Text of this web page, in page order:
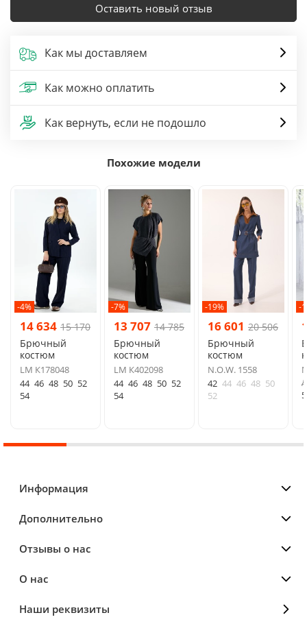
Оставить новый отзыв
Как мы доставляем
Как можно оплатить
Как вернуть, если не подошло
Похожие модели
-4%
14 634 15 170
Брючный
костюм
LM К178048
44 46 48 50 52
54
-7%
13 707 14 785
Брючный
костюм
LM К402098
44 46 48 50 52
54
-19%
16 601 20 506
Брючный
костюм
N.O.W. 1558
42 44 46 48 50
52
-
Информация
Дополнительно
Отзывы о нас
О нас
Наши реквизиты